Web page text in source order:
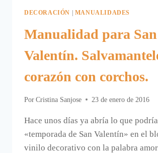
DECORACIÓN MANUALIDADES
Manualidad para San
Valentín.
corazón con corchos.
Por Cristina Sanjose 23 de enero de 2016
Hace unos días ya abría lo que
«temporada de San Valentín» en el
vinilo decorativo con la palabra